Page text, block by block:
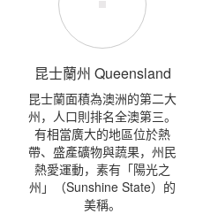
昆士蘭州 Queensland
昆士蘭面積為澳洲的第二大
州，人口則排名全澳第三。
有相當廣大的地區位於熱
帶、盛產礦物與蔬果，州民
熱愛運動，素有「陽光之
州」（Sunshine State）的
美稱。